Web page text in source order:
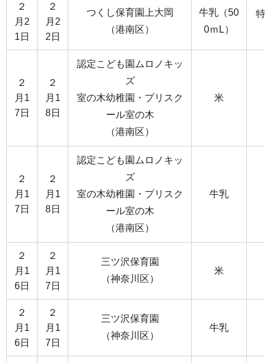
２
月2
1日
２
月2
2日
つくし保育園上大岡
（港南区）
牛乳（50
0ｍL）
特
２
月1
7日
２
月1
8日
認定こども園ムロノキッ
ズ
室の木幼稚園・プリスク
ール室の木
（港南区）
米
２
月1
7日
２
月1
8日
認定こども園ムロノキッ
ズ
室の木幼稚園・プリスク
ール室の木
（港南区）
牛乳
２
月1
6日
２
月1
7日
三ツ沢保育園
（神奈川区）
米
２
月1
6日
２
月1
7日
三ツ沢保育園
（神奈川区）
牛乳